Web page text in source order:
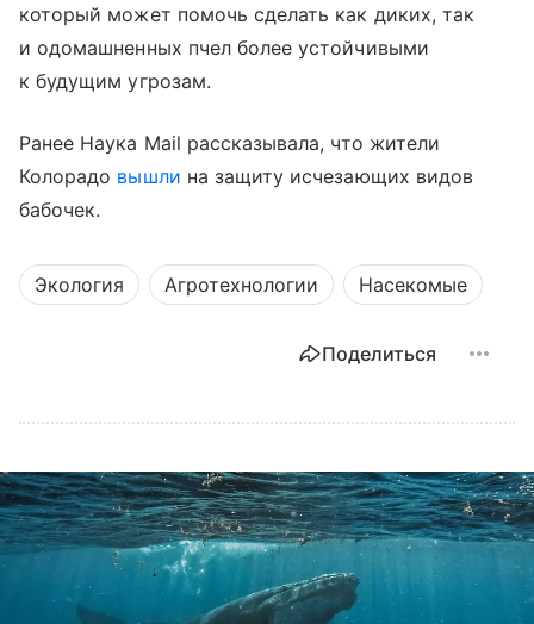
который может помочь сделать как диких, так
и одомашненных пчел более устойчивыми
к будущим угрозам.
Ранее Наука Mail рассказывала, что жители
Колорадо вышли на защиту исчезающих видов
бабочек.
Экология Агротехнологии Насекомые
Поделиться